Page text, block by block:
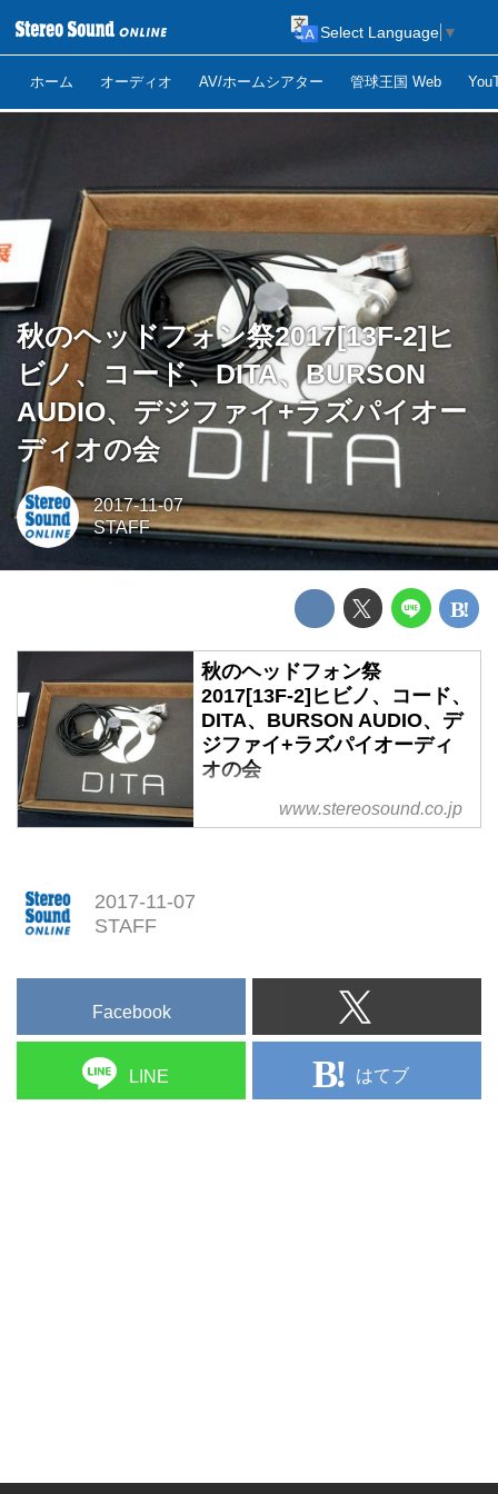
ホーム オーディオ AV/ホームシアター 管球王国 Web
Select Language ▼
秋のヘッドフォン祭2017[13F-2]ヒ
ビノ、コード、DITA、BURSON
AUDIO、デジファイ+ラズパイオー
ディオの会
2017-11-07
STAFF
秋のヘッドフォン祭
2017[13F-2]ヒビノ、コード、
DITA、BURSON AUDIO、デ
ジファイ+ラズパイオーディ
オの会
秋のヘッドフォン祭2017[13F-2]
ヒビノ、コード、DITA、
www.stereosound.co.jp
2017-11-07
STAFF
Facebook
LINE はてブ